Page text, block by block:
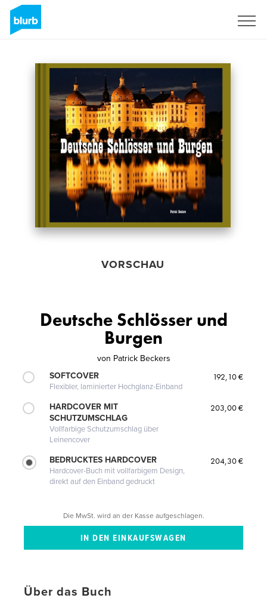
VORSCHAU
Deutsche Schlösser und
Burgen
von Patrick Beckers
SOFTCOVER
Flexibler, laminierter Hochglanz-Einband
192,10 €
HARDCOVER MIT
SCHUTZUMSCHLAG
Vollfarbige Schutzumschlag über
Leinencover
203,00 €
BEDRUCKTES HARDCOVER
Hardcover-Buch mit vollfarbigem Design,
direkt auf den Einband gedruckt
204,30 €
Die MwSt. wird an der Kasse aufgeschlagen.
Über das Buch